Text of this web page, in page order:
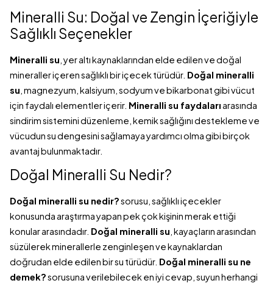
Mineralli Su: Doğal ve Zengin İçeriğiyle
Sağlıklı Seçenekler
Mineralli su, yer altı kaynaklarından elde edilen ve doğal
mineraller içeren sağlıklı bir içecek türüdür. Doğal mineralli
su, magnezyum, kalsiyum, sodyum ve bikarbonat gibi vücut
için faydalı elementler içerir. Mineralli su faydalarıarasında
sindirim sistemini düzenleme, kemik sağlığını destekleme ve
vücudun su dengesini sağlamaya yardımcı olma gibi birçok
avantaj bulunmaktadır.
Doğal Mineralli Su Nedir?
Doğal mineralli su nedir?sorusu, sağlıklı içecekler
konusunda araştırma yapan pek çok kişinin merak ettiği
konular arasındadır. Doğal mineralli su, kayaçların arasından
süzülerek minerallerle zenginleşen ve kaynaklardan
doğrudan elde edilen bir su türüdür. Doğal mineralli su ne
demek?sorusuna verilebilecek en iyi cevap, suyun herhangi